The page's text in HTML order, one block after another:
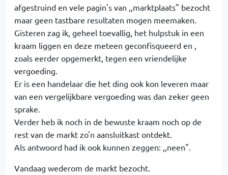
afgestruind en vele pagin's van ,,marktplaats" bezocht
maar geen tastbare resultaten mogen meemaken.
Gisteren zag ik, geheel toevallig, het hulpstuk in een
kraam liggen en deze meteen geconfisqueerd en ,
zoals eerder opgemerkt, tegen een vriendelijke
vergoeding.
Er is een handelaar die het ding ook kon leveren maar
van een vergelijkbare vergoeding was dan zeker geen
sprake.
Verder heb ik noch in de bewuste kraam noch op de
rest van de markt zo'n aansluitkast ontdekt.
Als antwoord had ik ook kunnen zeggen: ,,neen".
Vandaag wederom de markt bezocht.